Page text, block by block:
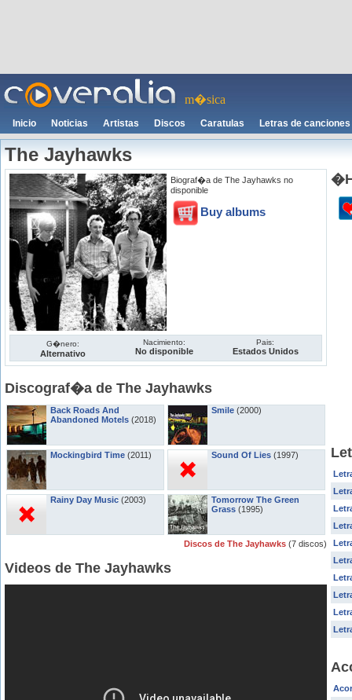
m�sica
Inicio Noticias Artistas Discos Caratulas Letras de canciones
The Jayhawks
Biograf�a de The Jayhawks no
disponible
Buy albums
G�nero:
Alternativo
Nacimiento:
No disponible
Pais:
Estados Unidos
Discograf�a de The Jayhawks
Back Roads And
Abandoned Motels (2018)
Mockingbird Time (2011)
Rainy Day Music (2003)
Smile (2000)
Sound Of Lies (1997)
Tomorrow The Green
Grass (1995)
Discos de The Jayhawks (7 discos)
Videos de The Jayhawks